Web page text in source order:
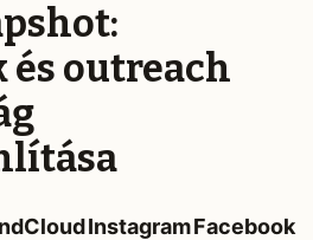
outreach
InstagramFacebook